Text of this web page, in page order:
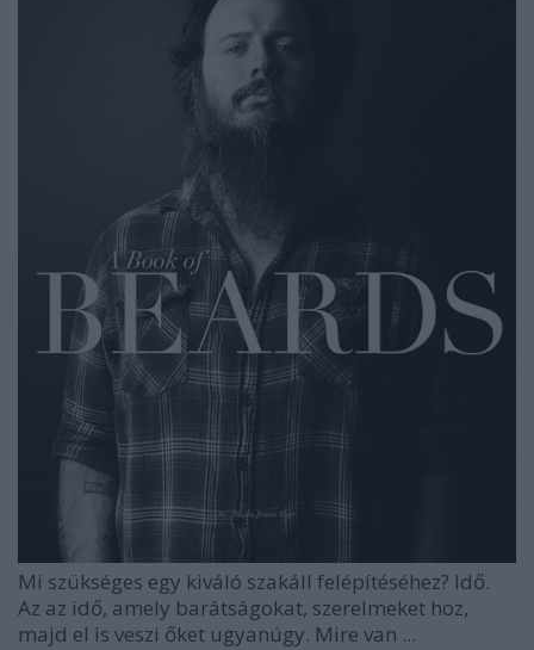
Mi szükséges egy kiváló szakáll felépítéséhez? Idő.
Az az idő, amely barátságokat, szerelmeket hoz,
majd el is veszi őket ugyanúgy. Mire van ...